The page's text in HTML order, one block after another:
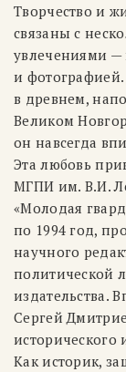
Творчество и
связаны с
увлечениями —
и
в древнем,
Великом
он навсегда
Эта любовь
МГПИ им. В.И.
«Молодая
по 1994 год,
научного
политической
издательства.
Сергей
исторического
Как историк,